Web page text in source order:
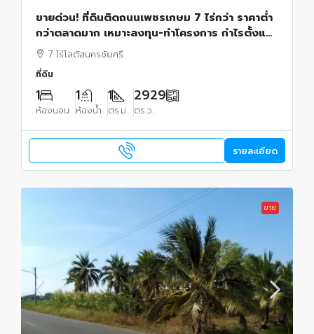
ขายด่วน! ที่ดินติดถนนเพชรเกษม 7 ไร่กว่า ราคาต่ำ
กว่าตลาดมาก เหมาะลงทุน-ทำโครงการ กำไรตั้งแต่
วันซื้อ นักลงทุนสายที่ดินห้ามพลาด!
7 ไร่โลตัสนครชัยศรี
ที่ดิน
1
ห้องนอน
1
ห้องน้ำ
1
ตร.ม.
2929
ตร.ว.
รายละเอียด
ขาย